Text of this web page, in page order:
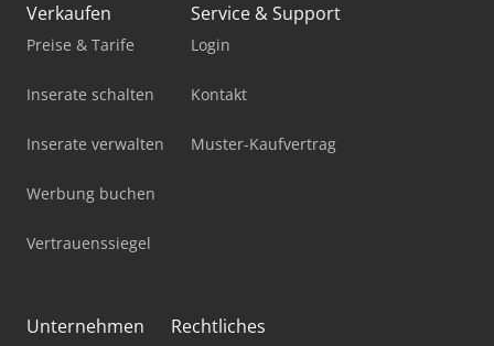
Verkaufen
Preise & Tarife
Inserate schalten
Inserate verwalten
Werbung buchen
Vertrauenssiegel
Service & Support
Login
Kontakt
Muster-Kaufvertrag
Unternehmen Rechtliches